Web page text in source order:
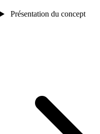
Présentation du concept